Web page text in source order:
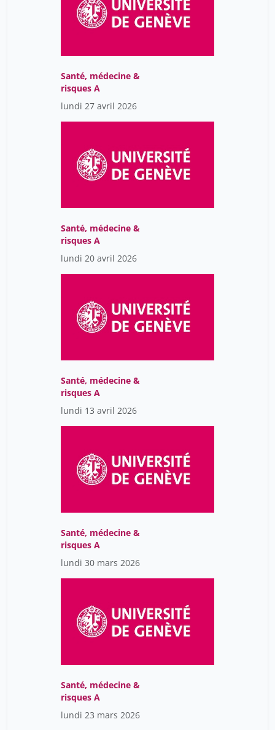
Santé, médecine &
risques A
lundi 27 avril 2026
Santé, médecine &
risques A
lundi 20 avril 2026
Santé, médecine &
risques A
lundi 13 avril 2026
Santé, médecine &
risques A
lundi 30 mars 2026
Santé, médecine &
risques A
lundi 23 mars 2026